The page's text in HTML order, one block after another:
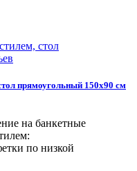
прямоугольный 150х90 см
на банкетные
по низкой